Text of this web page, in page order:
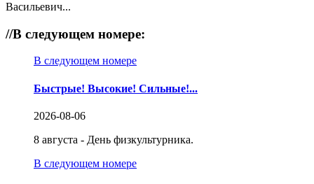
Васильевич...
//В следующем номере:
В следующем номере
Быстрые! Высокие! Сильные!...
2026-08-06
8 августа - День физкультурника.
В следующем номере